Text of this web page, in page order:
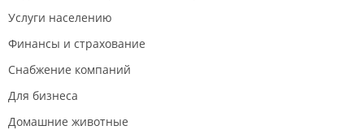
Услуги населению
Финансы и страхование
Снабжение компаний
Для бизнеса
Домашние животные